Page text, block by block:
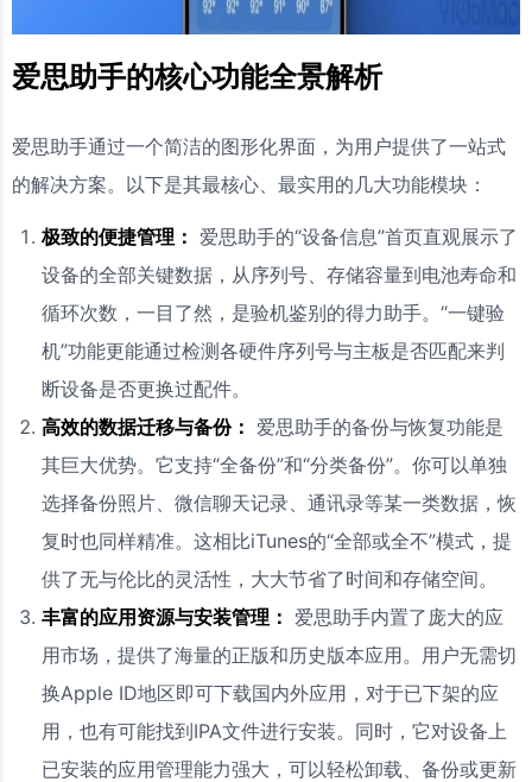
爱思助手的核心功能全景解析
爱思助手通过一个简洁的图形化界面，为用户提供了一站式
的解决方案。以下是其最核心、最实用的几大功能模块：
极致的便捷管理： 爱思助手的“设备信息”首页直观展示了
设备的全部关键数据，从序列号、存储容量到电池寿命和
循环次数，一目了然，是验机鉴别的得力助手。“一键验
机”功能更能通过检测各硬件序列号与主板是否匹配来判
断设备是否更换过配件。
高效的数据迁移与备份： 爱思助手的备份与恢复功能是
其巨大优势。它支持“全备份”和“分类备份”。你可以单独
选择备份照片、微信聊天记录、通讯录等某一类数据，恢
复时也同样精准。这相比iTunes的“全部或全不”模式，提
供了无与伦比的灵活性，大大节省了时间和存储空间。
丰富的应用资源与安装管理： 爱思助手内置了庞大的应
用市场，提供了海量的正版和历史版本应用。用户无需切
换Apple ID地区即可下载国内外应用，对于已下架的应
用，也有可能找到IPA文件进行安装。同时，它对设备上
已安装的应用管理能力强大，可以轻松卸载、备份或更新